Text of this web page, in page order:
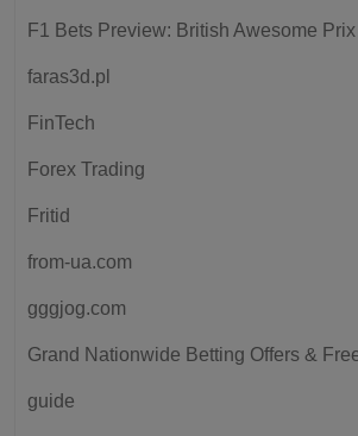
F1 Bets Preview: British Awesome
faras3d.pl
FinTech
Forex Trading
Fritid
from-ua.com
gggjog.com
Grand Nationwide Betting Offers &
guide